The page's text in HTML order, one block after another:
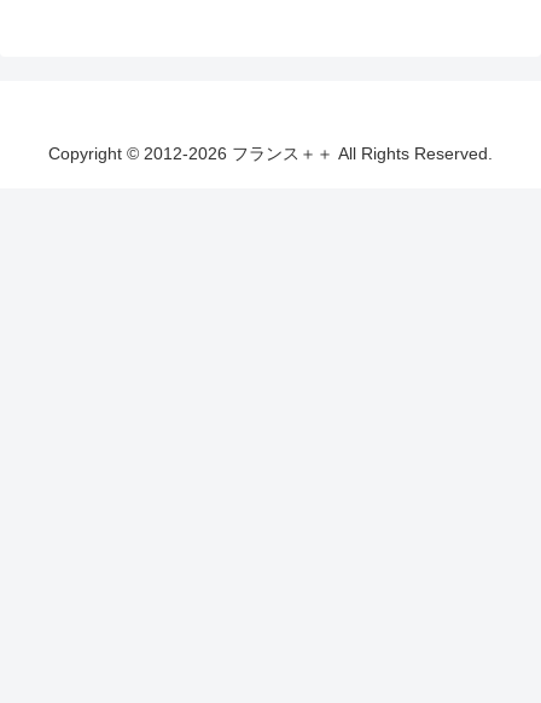
Copyright © 2012-2026 フランス＋＋ All Rights Reserved.